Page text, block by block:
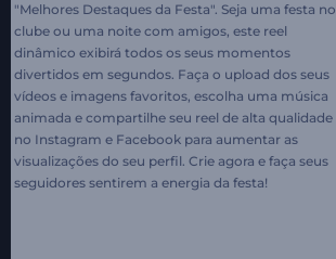
"Melhores Destaques da Festa". Seja uma festa no
clube ou uma noite com amigos, este reel
dinâmico exibirá todos os seus momentos
divertidos em segundos. Faça o upload dos seus
vídeos e imagens favoritos, escolha uma música
animada e compartilhe seu reel de alta qualidade
no Instagram e Facebook para aumentar as
visualizações do seu perfil. Crie agora e faça seus
seguidores sentirem a energia da festa!